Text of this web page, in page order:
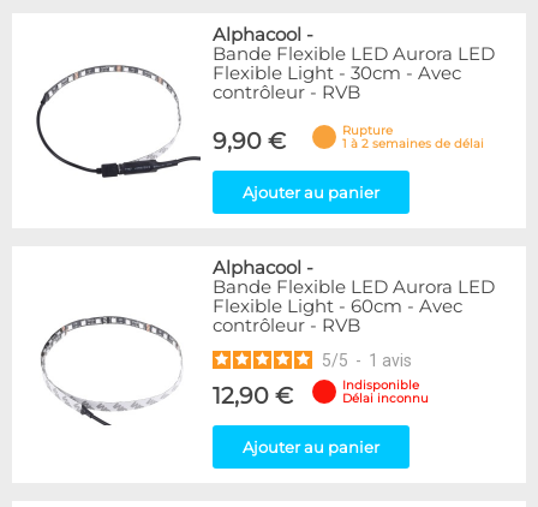
Alphacool -
Bande Flexible LED Aurora LED
Flexible Light - 30cm - Avec
contrôleur - RVB
9,90 €
Rupture
1 à 2 semaines de délai
Ajouter au panier
Alphacool -
Bande Flexible LED Aurora LED
Flexible Light - 60cm - Avec
contrôleur - RVB
5/5 - 1 avis
12,90 €
Indisponible
Délai inconnu
Ajouter au panier